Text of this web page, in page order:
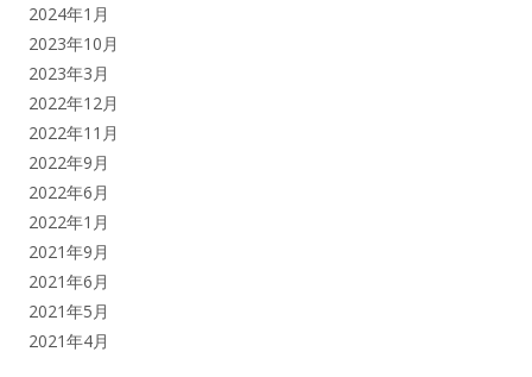
2024年1月
2023年10月
2023年3月
2022年12月
2022年11月
2022年9月
2022年6月
2022年1月
2021年9月
2021年6月
2021年5月
2021年4月